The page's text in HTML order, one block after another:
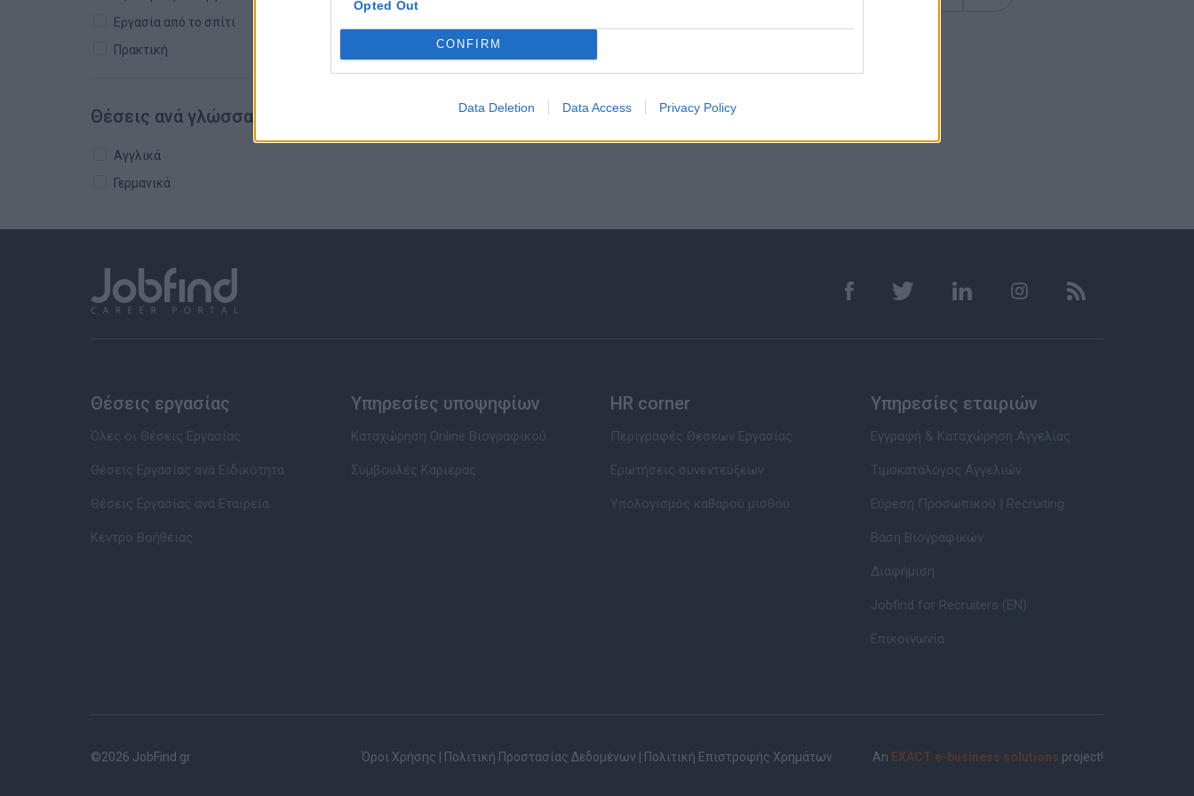
Opted Out
CONFIRM
Data Deletion Data Access Privacy Policy
Εργασία από το σπίτι
Πρακτική
Θέσεις ανά γλώσσα
Αγγλικά
Γερμανικά
Θέσεις εργασίας
Όλες οι Θέσεις Εργασίας
Θέσεις Εργασίας ανά Ειδικότητα
Θέσεις Εργασίας ανά Εταιρεία
Κέντρο Βοήθειας
Υπηρεσίες υποψηφίων
Καταχώρηση Online Βιογραφικού
Συμβουλές Καριέρας
HR corner
Περιγραφές Θέσεων Εργασίας
Ερωτήσεις συνεντεύξεων
Υπολογισμός καθαρού μισθού
Υπηρεσίες εταιριών
Εγγραφή & Καταχώρηση Αγγελίας
Τιμοκατάλογος Αγγελιών
Εύρεση Προσωπικού | Recruiting
Βάση Βιογραφικών
Διαφήμιση
Jobfind for Recruiters (EN)
Επικοινωνία
©2026 JobFind.gr Όροι Χρήσης Πολιτική Προστασίας Δεδομένων Πολιτική Επιστροφής Χρημάτων An EXACT e-business solutions project!